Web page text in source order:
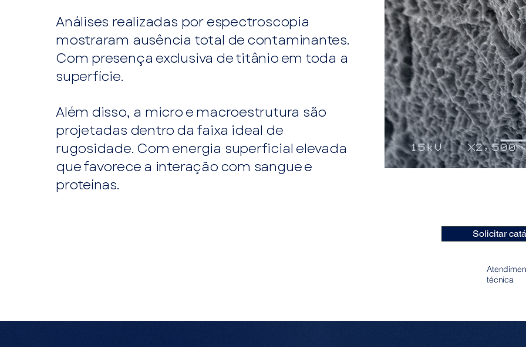
Análises realizadas por espectroscopia
mostraram ausência total de contaminantes.
Com presença exclusiva de titânio em toda a
superfície.
Além disso, a micro e macroestrutura são
projetadas dentro da faixa ideal de
rugosidade. Com energia superficial elevada
que favorece a interação com sangue e
proteínas.
Solicitar
técnica